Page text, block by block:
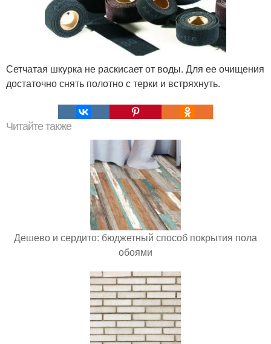
Сетчатая шкурка не раскисает от воды. Для ее очищения
достаточно снять полотно с терки и встряхнуть.
Читайте также
Дешево и сердито: бюджетный способ покрытия пола
обоями